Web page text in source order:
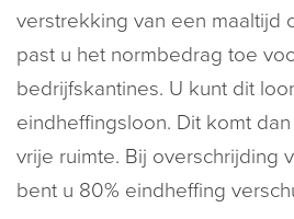
verstrekking van een maaltijd
past u het normbedrag toe
bedrijfskantines. U kunt dit
eindheffingsloon. Dit komt
vrije ruimte. Bij overschrijding
bent u 80% eindheffing